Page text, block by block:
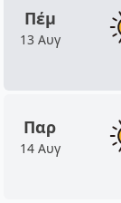
Πέμ
13 Αυγ
Παρ
14 Αυγ